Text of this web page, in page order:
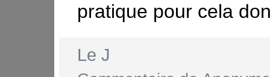
pratique pour cela
Le J